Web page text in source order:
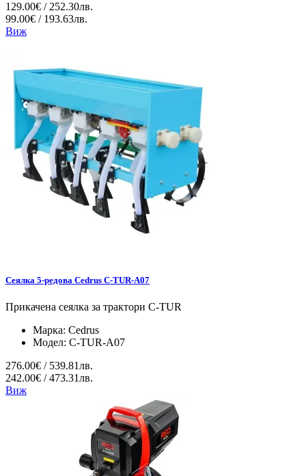
129.00€ / 252.30лв.
99.00€ / 193.63лв.
Виж
Сеялка 5-редова Cedrus C-TUR-A07
Прикачена сеялка за трактори C-TUR
Марка: Cedrus
Модел: C-TUR-A07
276.00€ / 539.81лв.
242.00€ / 473.31лв.
Виж